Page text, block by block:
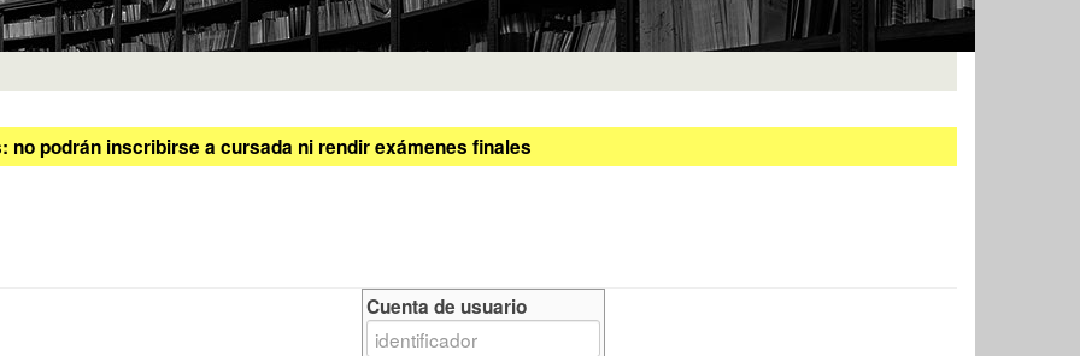
podrán inscribirse a cursada ni rendir exámenes finales
Cuenta de usuario